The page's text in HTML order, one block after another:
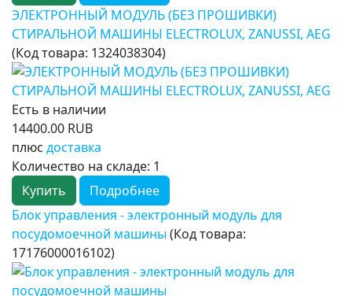
ЭЛЕКТРОННЫЙ МОДУЛЬ (БЕЗ ПРОШИВКИ)
СТИРАЛЬНОЙ МАШИНЫ ELECTROLUX, ZANUSSI, AEG
(Код товара: 1324038304)
Есть в наличии
14400.00 RUB
плюс доставка
Количество на складе: 1
Купить
Подробнее
Блок управления - электронный модуль для
посудомоечной машины(Код товара:
17176000016102)